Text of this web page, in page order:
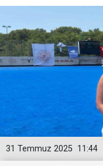
11:44
31 Temmuz 2025